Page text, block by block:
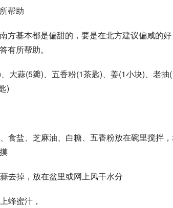
帮助
方基本都是偏甜的，要是在北方建议偏咸的
有所帮助。
大蒜(5瓣)、五香粉(1茶匙)、姜(1小块)、老
)
食盐、芝麻油、白糖、五香粉放在碗里搅拌
去掉，放在盆里或网上风干水分
蜂蜜汁，